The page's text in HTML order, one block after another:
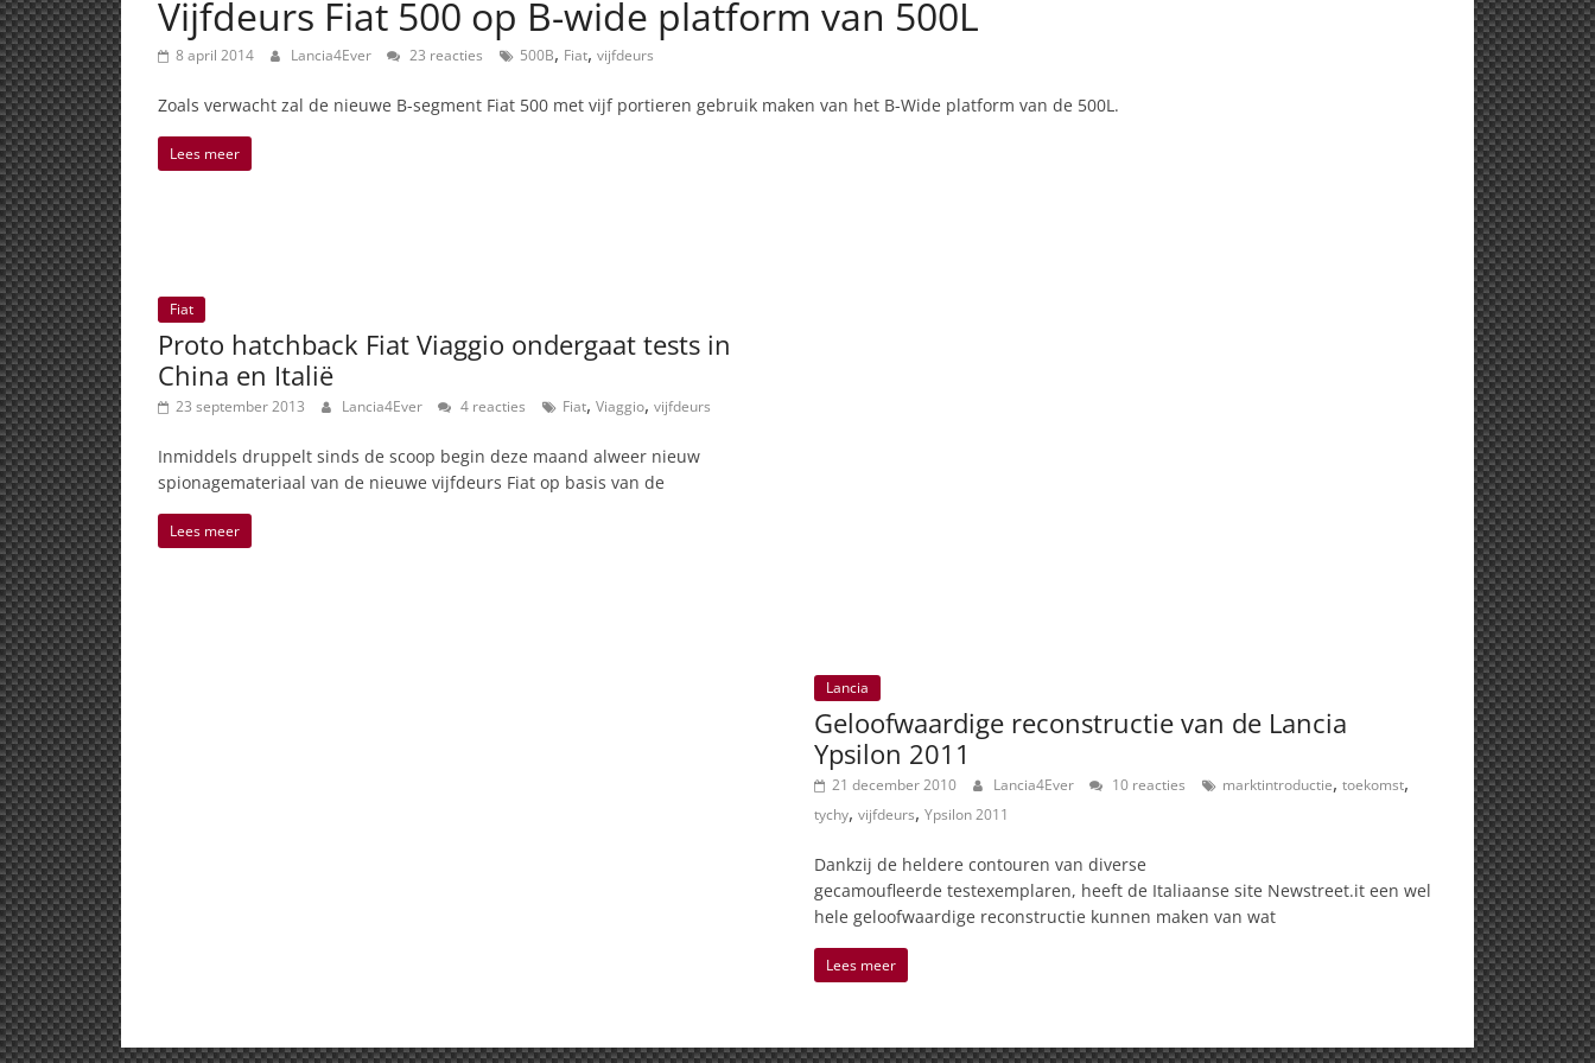
Vijfdeurs Fiat 500 op B-wide platform van 500L
8 april 2014 Lancia4Ever 23 reacties 500B, Fiat, vijfdeurs
Zoals verwacht zal de nieuwe B-segment Fiat 500 met vijf portieren gebruik maken van het B-Wide platform van de 500L.
Lees meer
Fiat
Proto hatchback Fiat Viaggio ondergaat tests in
China en Italië
23 september 2013 Lancia4Ever 4 reacties Fiat, Viaggio, vijfdeurs
Inmiddels druppelt sinds de scoop begin deze maand alweer nieuw
spionagemateriaal van de nieuwe vijfdeurs Fiat op basis van de
Lees meer
Lancia
Geloofwaardige reconstructie van de Lancia
Ypsilon 2011
21 december 2010 Lancia4Ever 10 reacties marktintroductie, toekomst,
tychy, vijfdeurs, Ypsilon 2011
Dankzij de heldere contouren van diverse
gecamoufleerde testexemplaren, heeft de Italiaanse site Newstreet.it een wel
hele geloofwaardige reconstructie kunnen maken van wat
Lees meer